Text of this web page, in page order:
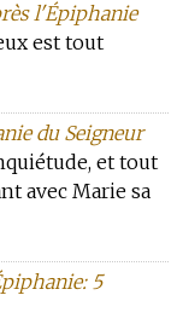
l'Épiphanie
est tout
du Seigneur
et tout
avec Marie sa
5